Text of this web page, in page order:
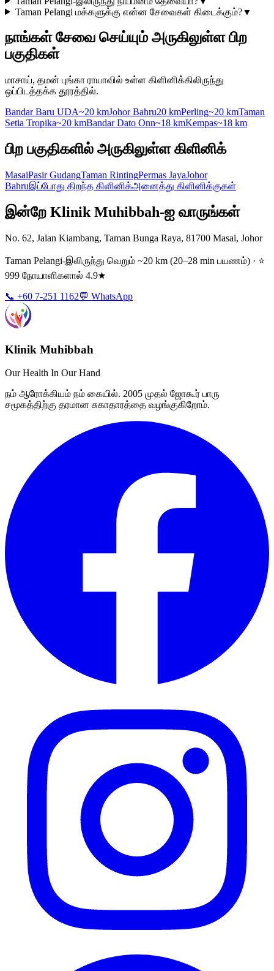
Taman Pelangi மக்களுக்கு என்ன சேவைகள் கிடைக்கும்?▼
நாங்கள் சேவை செய்யும் அருகிலுள்ள பிற
பகுதிகள்
மாசாய், தமன் புங்கா ராயாவில் உள்ள கிளினிக்கிலிருந்து
ஒப்பிடத்தக்க தூரத்தில்.
Bandar Baru UDA~20 kmJohor Bahru20 kmPerling~20 kmTaman
Setia Tropika~20 kmBandar Dato Onn~18 kmKempas~18 km
பிற பகுதிகளில் அருகிலுள்ள கிளினிக்
MasaiPasir GudangTaman RintingPermas JayaJohor
Bahruஇப்போது திறந்த கிளினிக்அனைத்து கிளினிக்குகள்
இன்றே Klinik Muhibbah-ஐ வாருங்கள்
No. 62, Jalan Kiambang, Taman Bunga Raya, 81700 Masai, Johor
Taman Pelangi-இலிருந்து வெறும் ~20 km (20–28 min பயணம்) · ⭐
999 நோயாளிகளால் 4.9★
📞 +60 7-251 1162💬 WhatsApp
Klinik Muhibbah
Our Health In Our Hand
நம் ஆரோக்கியம் நம் கையில். 2005 முதல் ஜோகூர் பாரு
சமூகத்திற்கு தரமான சுகாதாரத்தை வழங்குகிறோம்.